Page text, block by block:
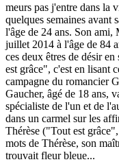
meurs pas j'entre dans la
quelques semaines avant
l'âge de 24 ans. Son
juillet 2014 à l'âge de 84
ces deux êtres de désir
est grâce", c'est en lisant
campagne du romancier
Gaucher, âgé de 18 ans,
spécialiste de l'un et de
dans un carmel sur les
Thérèse ("Tout est
mots de Thérèse, son
trouvait fleur bleue...